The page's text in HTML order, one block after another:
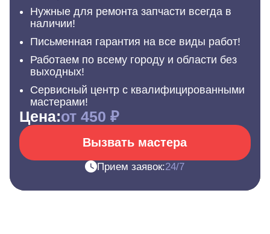
Нужные для ремонта запчасти всегда в
наличии!
Письменная гарантия на все виды работ!
Работаем по всему городу и области без
выходных!
Сервисный центр с квалифицированными
мастерами!
Цена:от 450 ₽
Вызвать мастера
Прием заявок:24/7